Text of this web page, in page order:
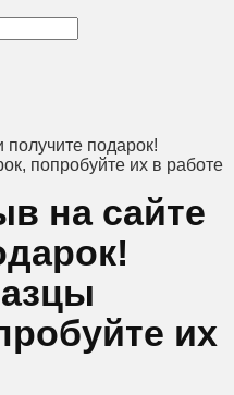
получите подарок!
попробуйте их в работе
на сайте
их